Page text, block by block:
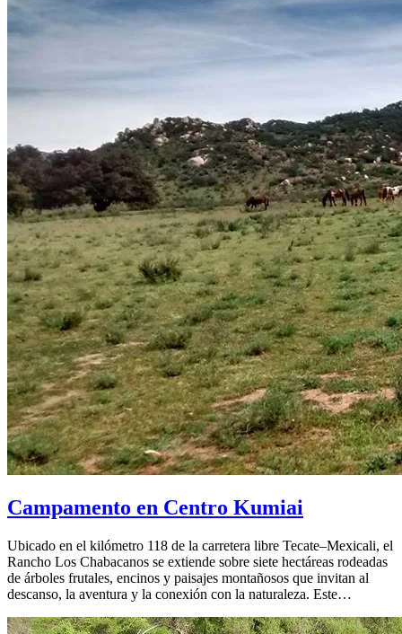
Campamento en Centro Kumiai
Ubicado en el kilómetro 118 de la carretera libre Tecate–Mexicali, el
Rancho Los Chabacanos se extiende sobre siete hectáreas rodeadas
de árboles frutales, encinos y paisajes montañosos que invitan al
descanso, la aventura y la conexión con la naturaleza. Este…